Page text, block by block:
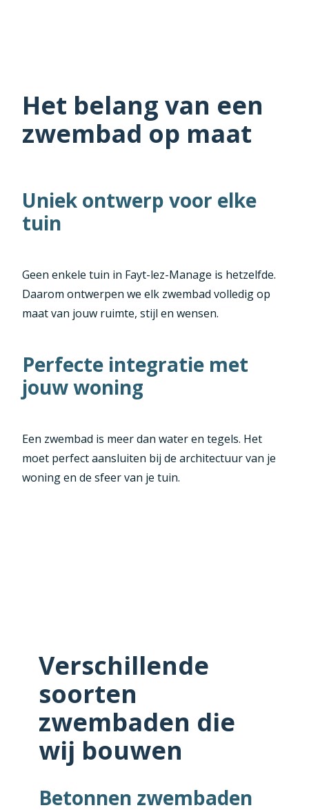
Het belang van een
zwembad op maat
Uniek ontwerp voor elke
tuin
Geen enkele tuin in Fayt-lez-Manage is hetzelfde.
Daarom ontwerpen we elk zwembad volledig op
maat van jouw ruimte, stijl en wensen.
Perfecte integratie met
jouw woning
Een zwembad is meer dan water en tegels. Het
moet perfect aansluiten bij de architectuur van je
woning en de sfeer van je tuin.
Verschillende
soorten
zwembaden die
wij bouwen
Betonnen zwembaden